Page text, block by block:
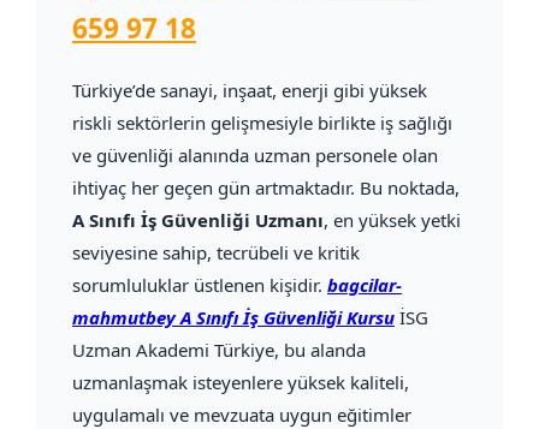
659 97 18
Türkiye’de sanayi, inşaat, enerji gibi yüksek
riskli sektörlerin gelişmesiyle birlikte iş sağlığı
ve güvenliği alanında uzman personele olan
ihtiyaç her geçen gün artmaktadır. Bu noktada,
A Sınıfı İş Güvenliği Uzmanı, en yüksek yetki
seviyesine sahip, tecrübeli ve kritik
sorumluluklar üstlenen kişidir. bagcilar-
mahmutbey A Sınıfı İş Güvenliği Kursu İSG
Uzman Akademi Türkiye, bu alanda
uzmanlaşmak isteyenlere yüksek kaliteli,
uygulamalı ve mevzuata uygun eğitimler